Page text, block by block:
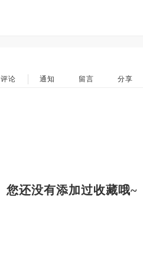
评论 通知 留言 分享
您还没有添加过收藏哦~